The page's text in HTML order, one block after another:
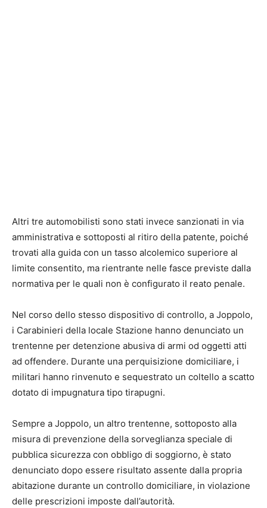
Altri tre automobilisti sono stati invece sanzionati in via
amministrativa e sottoposti al ritiro della patente, poiché
trovati alla guida con un tasso alcolemico superiore al
limite consentito, ma rientrante nelle fasce previste dalla
normativa per le quali non è configurato il reato penale.
Nel corso dello stesso dispositivo di controllo, a Joppolo,
i Carabinieri della locale Stazione hanno denunciato un
trentenne per detenzione abusiva di armi od oggetti atti
ad offendere. Durante una perquisizione domiciliare, i
militari hanno rinvenuto e sequestrato un coltello a scatto
dotato di impugnatura tipo tirapugni.
Sempre a Joppolo, un altro trentenne, sottoposto alla
misura di prevenzione della sorveglianza speciale di
pubblica sicurezza con obbligo di soggiorno, è stato
denunciato dopo essere risultato assente dalla propria
abitazione durante un controllo domiciliare, in violazione
delle prescrizioni imposte dall’autorità.